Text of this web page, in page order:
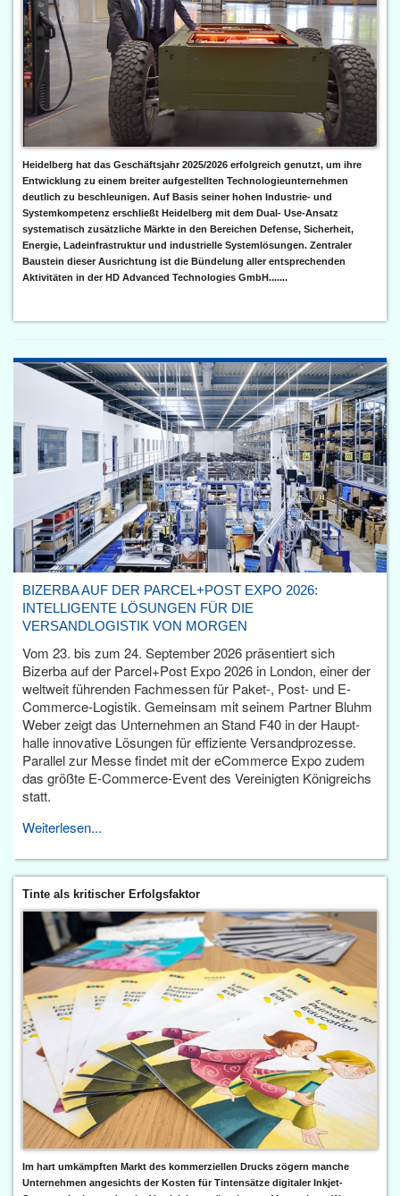
Heidelberg hat das Geschäftsjahr 2025/2026 erfolgreich genutzt, um ihre
Entwicklung zu einem breiter aufgestellten Technologieunternehmen
deutlich zu beschleunigen. Auf Basis seiner hohen Industrie- und
Systemkompetenz erschließt Heidelberg mit dem Dual- Use-Ansatz
systematisch zusätzliche Märkte in den Bereichen Defense, Sicherheit,
Energie, Ladeinfrastruktur und industrielle Systemlösungen. Zentraler
Baustein dieser Ausrichtung ist die Bündelung aller entsprechenden
Aktivitäten in der HD Advanced Technologies GmbH.......
BIZERBA AUF DER PARCEL+POST EXPO 2026:
INTELLIGENTE LÖSUNGEN FÜR DIE
VERSANDLOGISTIK VON MORGEN
Vom 23. bis zum 24. September 2026 präsentiert sich
Bizerba auf der Parcel+Post Expo 2026 in London, einer der
weltweit führenden Fachmessen für Paket-, Post- und E-
Commerce-Logistik. Gemeinsam mit seinem Partner Bluhm
Weber zeigt das Unternehmen an Stand F40 in der Haupt­
halle innovative Lösungen für effiziente Versandprozesse.
Parallel zur Messe findet mit der eCommerce Expo zudem
das größte E-Commerce-Event des Vereinigten Königreichs
statt.
Weiterlesen...
Tinte als kritischer Erfolgsfaktor
Im hart umkämpften Markt des kommerziellen Drucks zögern manche
Unternehmen angesichts der Kosten für Tintensätze digitaler Inkjet-